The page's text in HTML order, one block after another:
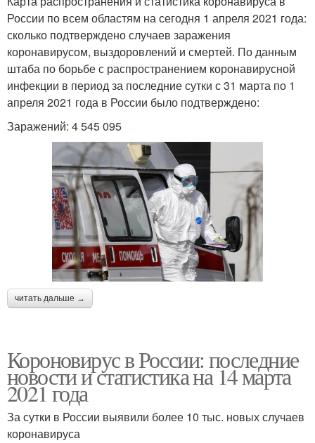
России по всем областям на сегодня 1 апреля 2021 года:
сколько подтверждено случаев заражения
коронавирусом, выздоровлений и смертей. По данным
штаба по борьбе с распространением коронавирусной
инфекции в период за последние сутки с 31 марта по 1
апреля 2021 года в России было подтверждено:
Заражений: 4 545 095
читать дальше →
Короновирус в России: последние
новости и статистика на 14 марта
2021 года
За сутки в России выявили более 10 тыс. новых случаев
коронавируса